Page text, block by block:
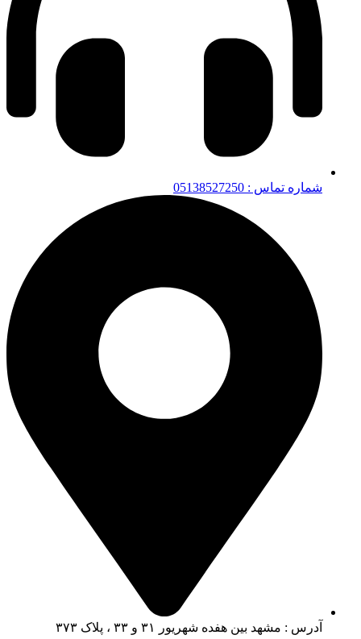
شماره تماس : 05138527250
آدرس : مشهد بین هفده شهریور ۳۱ و ۳۳ ، پلاک ۳۷۳